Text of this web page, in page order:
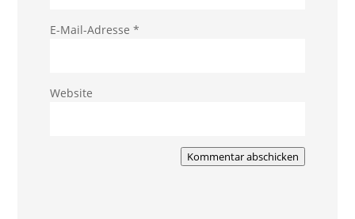
E-Mail-Adresse *
Website
Kommentar abschicken